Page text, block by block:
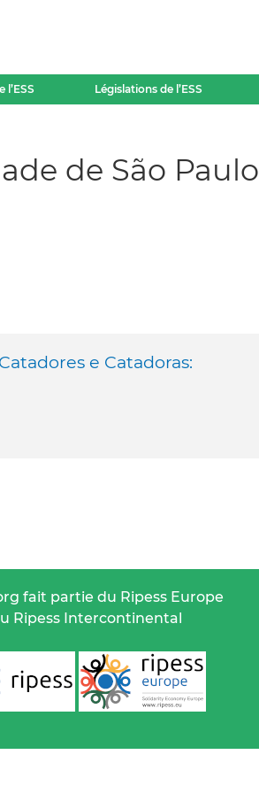
l’ESS Législations de l’ESS
de São Paulo
e Catadoras:
fait partie du Ripess Europe
Ripess Intercontinental